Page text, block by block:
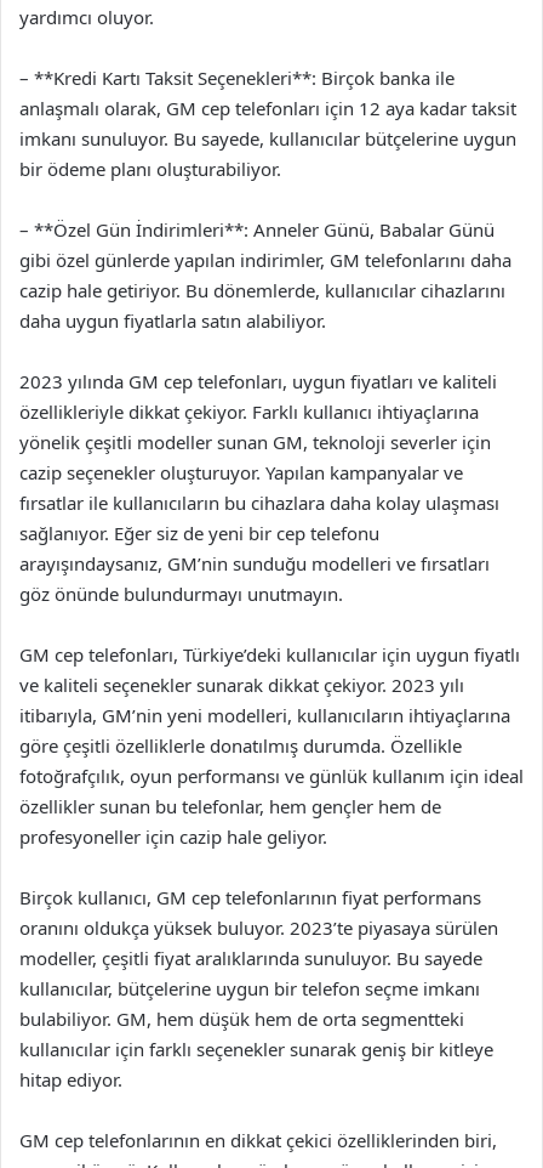
yardımcı oluyor.
– **Kredi Kartı Taksit Seçenekleri**: Birçok banka ile
anlaşmalı olarak, GM cep telefonları için 12 aya kadar taksit
imkanı sunuluyor. Bu sayede, kullanıcılar bütçelerine uygun
bir ödeme planı oluşturabiliyor.
– **Özel Gün İndirimleri**: Anneler Günü, Babalar Günü
gibi özel günlerde yapılan indirimler, GM telefonlarını daha
cazip hale getiriyor. Bu dönemlerde, kullanıcılar cihazlarını
daha uygun fiyatlarla satın alabiliyor.
2023 yılında GM cep telefonları, uygun fiyatları ve kaliteli
özellikleriyle dikkat çekiyor. Farklı kullanıcı ihtiyaçlarına
yönelik çeşitli modeller sunan GM, teknoloji severler için
cazip seçenekler oluşturuyor. Yapılan kampanyalar ve
fırsatlar ile kullanıcıların bu cihazlara daha kolay ulaşması
sağlanıyor. Eğer siz de yeni bir cep telefonu
arayışındaysanız, GM’nin sunduğu modelleri ve fırsatları
göz önünde bulundurmayı unutmayın.
GM cep telefonları, Türkiye’deki kullanıcılar için uygun fiyatlı
ve kaliteli seçenekler sunarak dikkat çekiyor. 2023 yılı
itibarıyla, GM’nin yeni modelleri, kullanıcıların ihtiyaçlarına
göre çeşitli özelliklerle donatılmış durumda. Özellikle
fotoğrafçılık, oyun performansı ve günlük kullanım için ideal
özellikler sunan bu telefonlar, hem gençler hem de
profesyoneller için cazip hale geliyor.
Birçok kullanıcı, GM cep telefonlarının fiyat performans
oranını oldukça yüksek buluyor. 2023’te piyasaya sürülen
modeller, çeşitli fiyat aralıklarında sunuluyor. Bu sayede
kullanıcılar, bütçelerine uygun bir telefon seçme imkanı
bulabiliyor. GM, hem düşük hem de orta segmentteki
kullanıcılar için farklı seçenekler sunarak geniş bir kitleye
hitap ediyor.
GM cep telefonlarının en dikkat çekici özelliklerinden biri,